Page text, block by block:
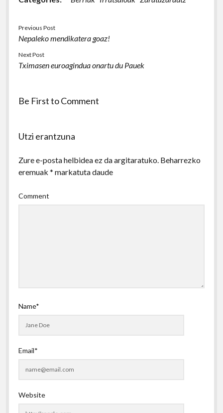
Previous Post
Nepaleko mendikatera goaz!
Next Post
Tximasen euroagindua onartu du Pauek
Be First to Comment
Utzi erantzuna
Zure e-posta helbidea ez da argitaratuko. Beharrezko
eremuak * markatuta daude
Comment
Name*
Email*
Website